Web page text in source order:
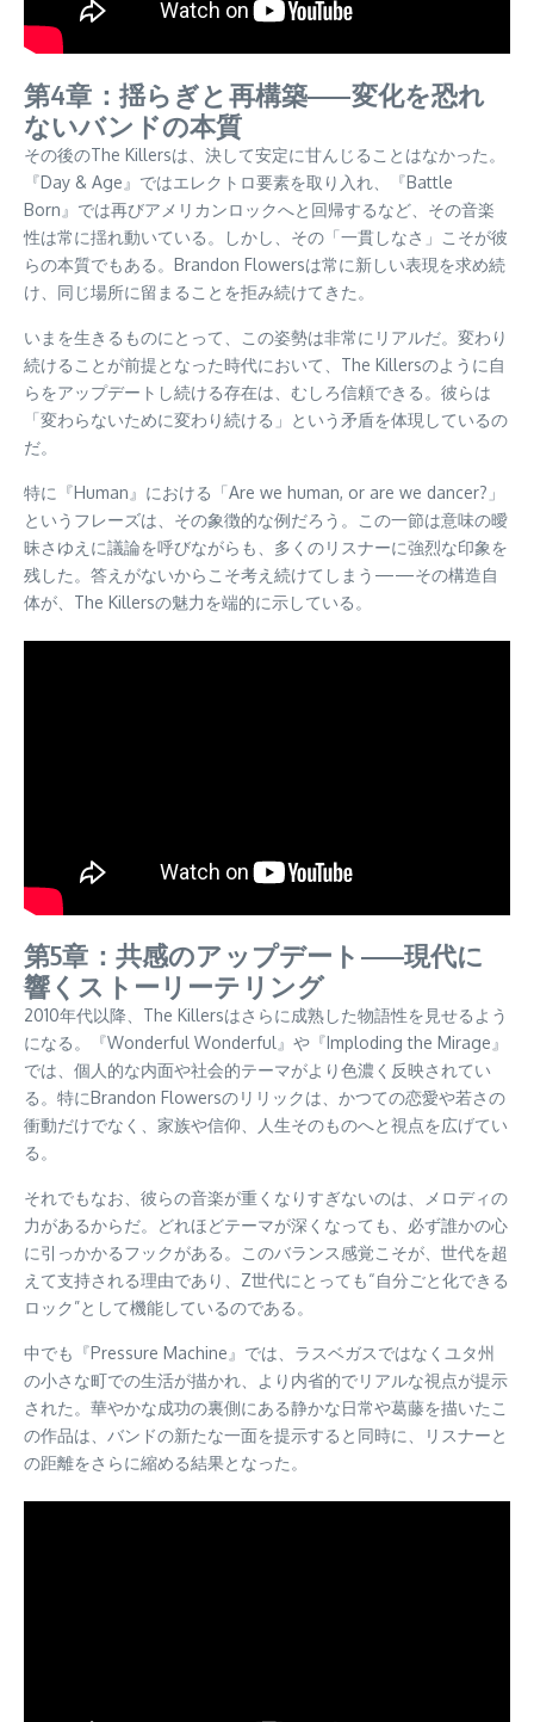
第4章：揺らぎと再構築——変化を恐れ
ないバンドの本質
その後のThe Killersは、決して安定に甘んじることはなかった。
『Day & Age』ではエレクトロ要素を取り入れ、『Battle
Born』では再びアメリカンロックへと回帰するなど、その音楽
性は常に揺れ動いている。しかし、その「一貫しなさ」こそが彼
らの本質でもある。Brandon Flowersは常に新しい表現を求め続
け、同じ場所に留まることを拒み続けてきた。
いまを生きるものにとって、この姿勢は非常にリアルだ。変わり
続けることが前提となった時代において、The Killersのように自
らをアップデートし続ける存在は、むしろ信頼できる。彼らは
「変わらないために変わり続ける」という矛盾を体現しているの
だ。
特に『Human』における「Are we human, or are we dancer?」
というフレーズは、その象徴的な例だろう。この一節は意味の曖
昧さゆえに議論を呼びながらも、多くのリスナーに強烈な印象を
残した。答えがないからこそ考え続けてしまう——その構造自
体が、The Killersの魅力を端的に示している。
第5章：共感のアップデート——現代に
響くストーリーテリング
2010年代以降、The Killersはさらに成熟した物語性を見せるよう
になる。『Wonderful Wonderful』や『Imploding the Mirage』
では、個人的な内面や社会的テーマがより色濃く反映されてい
る。特にBrandon Flowersのリリックは、かつての恋愛や若さの
衝動だけでなく、家族や信仰、人生そのものへと視点を広げてい
る。
それでもなお、彼らの音楽が重くなりすぎないのは、メロディの
力があるからだ。どれほどテーマが深くなっても、必ず誰かの心
に引っかかるフックがある。このバランス感覚こそが、世代を超
えて支持される理由であり、Z世代にとっても“自分ごと化できる
ロック”として機能しているのである。
中でも『Pressure Machine』では、ラスベガスではなくユタ州
の小さな町での生活が描かれ、より内省的でリアルな視点が提示
された。華やかな成功の裏側にある静かな日常や葛藤を描いたこ
の作品は、バンドの新たな一面を提示すると同時に、リスナーと
の距離をさらに縮める結果となった。